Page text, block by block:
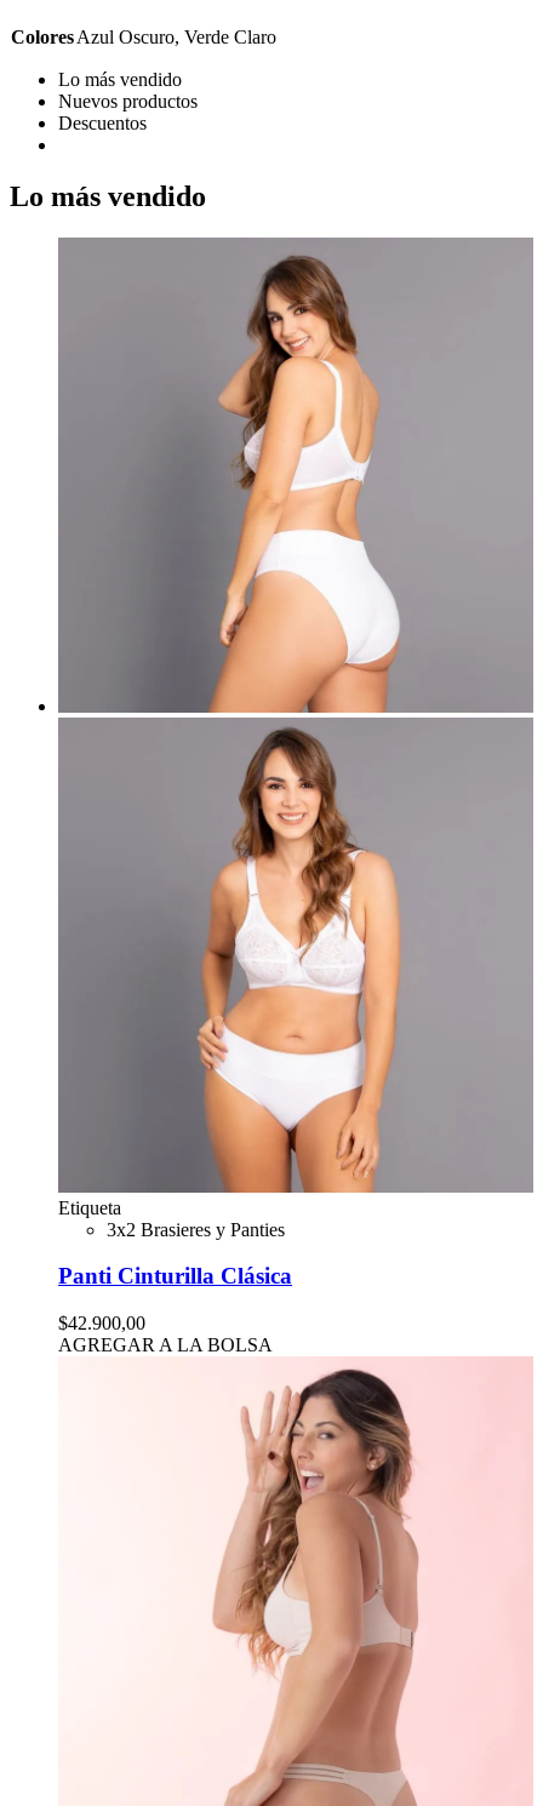
ColoresAzul Oscuro, Verde Claro
Lo más vendido
Nuevos productos
Descuentos
Lo más vendido
Etiqueta
3x2 Brasieres y Panties
Panti Cinturilla Clásica
$42.900,00
AGREGAR A LA BOLSA